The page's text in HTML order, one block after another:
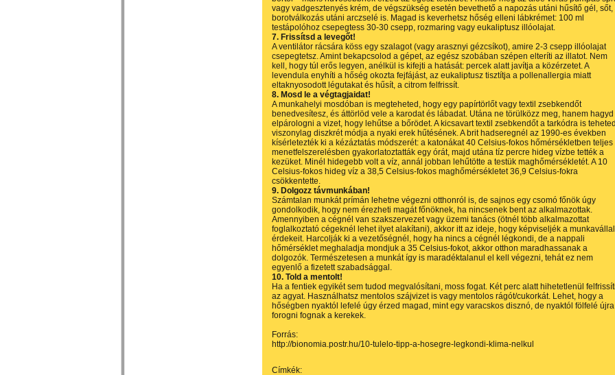
vagy vadgesztenyés krém, de végszükség esetén bevethető a napozás utáni hűsítő gél, sőt,
borotválkozás utáni arczselé is. Magad is keverhetsz hőség elleni lábkrémet: 100 ml
testápolóhoz csepegtess 30-30 csepp, rozmaring vagy eukaliptusz illóolajat.
7. Frissítsd a levegőt!
A ventilátor rácsára köss egy szalagot (vagy arasznyi gézcsíkot), amire 2-3 csepp illóolajat
csepegtetsz. Amint bekapcsolod a gépet, az egész szobában szépen elteríti az illatot. Nem
kell, hogy túl erős legyen, anélkül is kifejti a hatását: percek alatt javítja a közérzetet. A
levendula enyhíti a hőség okozta fejfájást, az eukaliptusz tisztítja a pollenallergia miatt
eltaknyosodott légutakat és hűsít, a citrom felfrissít.
8. Mosd le a végtagjaidat!
A munkahelyi mosdóban is megteheted, hogy egy papírtörlőt vagy textil zsebkendőt
benedvesítesz, és áttörlöd vele a karodat és lábadat. Utána ne törülközz meg, hanem hagyd
elpárologni a vizet, hogy lehűtse a bőrödet. A kicsavart textil zsebkendőt a tarkódra is
viszonylag diszkrét módja a nyaki erek hűtésének. A brit hadseregnél az 1990-es években
kísérletezték ki a kézáztatás módszerét: a katonákat 40 Celsius-fokos hőmérsékletben teljes
menetfelszerelésben gyakorlatoztatták egy órát, majd utána tíz percre hideg vízbe tették a
kezüket. Minél hidegebb volt a víz, annál jobban lehűtötte a testük maghőmérsékletét. A 10
Celsius-fokos hideg víz a 38,5 Celsius-fokos maghőmérsékletet 36,9 Celsius-fokra
csökkentette.
9. Dolgozz távmunkában!
Számtalan munkát prímán lehetne végezni otthonról is, de sajnos egy csomó főnök úgy
gondolkodik, hogy nem érezheti magát főnöknek, ha nincsenek bent az alkalmazottak.
Amennyiben a cégnél van szakszervezet vagy üzemi tanács (ötnél több alkalmazottat
foglalkoztató cégeknél lehet ilyet alakítani), akkor itt az ideje, hogy képviseljék a
érdekeit. Harcolják ki a vezetőségnél, hogy ha nincs a cégnél légkondi, de a nappali
hőmérséklet meghaladja mondjuk a 35 Celsius-fokot, akkor otthon maradhassanak a
dolgozók. Természetesen a munkát így is maradéktalanul el kell végezni, tehát ez nem
egyenlő a fizetett szabadsággal.
10. Told a mentolt!
Ha a fentiek egyikét sem tudod megvalósítani, moss fogat. Két perc alatt hihetetlenül felfrissíti
az agyat. Használhatsz mentolos szájvizet is vagy mentolos rágót/cukorkát. Lehet, hogy a
hőségben nyaktól lefelé úgy érzed magad, mint egy varacskos disznó, de nyaktól fölfelé újra
forogni fognak a kerekek.
Forrás:
http://bionomia.postr.hu/10-tulelo-tipp-a-hosegre-legkondi-klima-nelkul
Címkék: